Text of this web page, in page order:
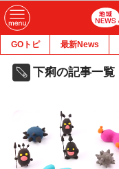
GOトピ 最新News
下痢の記事一覧